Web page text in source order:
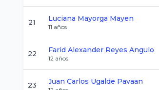
21 Luciana Mayorga Mayen
11 años
22 Farid Alexander Reyes Angulo
12 años
23 Juan Carlos Ugalde Pavaan